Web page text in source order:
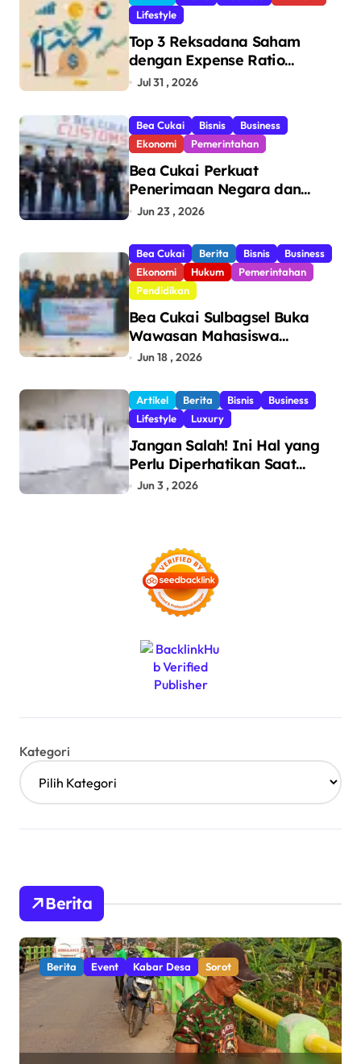
Lifestyle
Top 3 Reksadana Saham
dengan Expense Ratio
Terendah
Jul 31 , 2026
Bea Cukai Bisnis
Business
Ekonomi
Pemerintahan
Bea Cukai Perkuat
Penerimaan Negara dan
Pengawasan, Setor Rp123,8
Jun 23 , 2026
Bea Cukai Berita Bisnis
Business
Ekonomi
Hukum
Pemerintahan
Pendidikan
Bea Cukai Sulbagsel Buka
Wawasan Mahasiswa
Politeknik Bosowa tentang
dan Pencegahan Barang
Ilegal
Jun 18 , 2026
Artikel Berita Bisnis
Business
Lifestyle
Luxury
Jangan Salah! Ini Hal yang
Perlu Diperhatikan Saat
Pasang Big Slab
Jun 3 , 2026
Kategori
Berita
Berita Event Kabar Desa Sorot